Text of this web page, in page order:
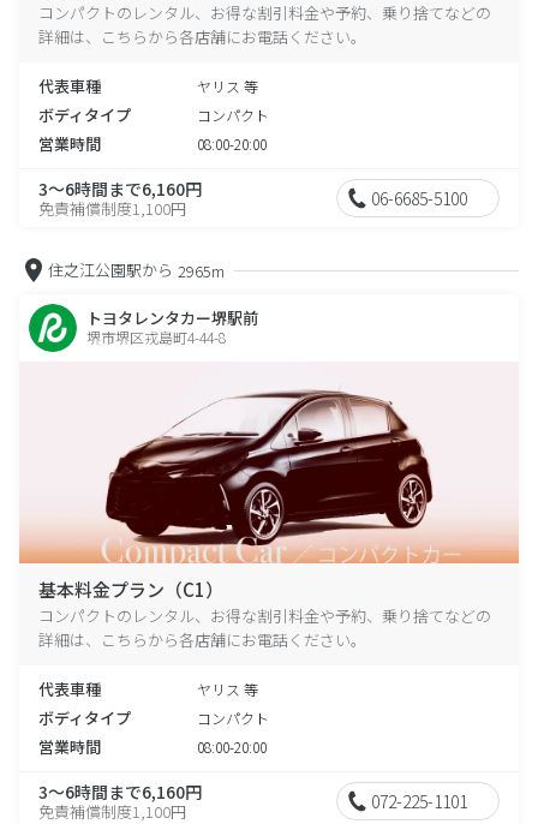
コンパクトのレンタル、お得な割引料金や予約、乗り捨てなどの
詳細は、こちらから各店舗にお電話ください。
代表車種 ヤリス 等
ボディタイプ コンパクト
営業時間 08:00-20:00
3～6時間まで6,160円
免責補償制度1,100円 06-6685-5100
住之江公園駅から 2965m
トヨタレンタカー堺駅前
堺市堺区戎島町4-44-8
基本料金プラン（C1）
コンパクトのレンタル、お得な割引料金や予約、乗り捨てなどの
詳細は、こちらから各店舗にお電話ください。
代表車種 ヤリス 等
ボディタイプ コンパクト
営業時間 08:00-20:00
3～6時間まで6,160円
免責補償制度1,100円 072-225-1101